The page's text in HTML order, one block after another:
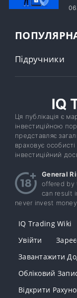
Підручники
Ця публікація є
інвестиційною
представляє
враховує
інвестиційний
General
offered by
can result
never invest
IQ Trading Wiki
Увійти
Завантажити
Обліковий
Відкрити